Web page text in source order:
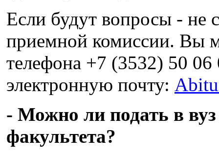
Если будут вопросы - не
приемной комиссии. Вы
телефона +7 (3532) 50 06
электронную почту:
- Можно ли подать в
факультета?